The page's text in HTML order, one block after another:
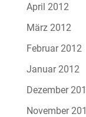
April 2012
März 2012
Februar 2012
Januar 2012
Dezember
November